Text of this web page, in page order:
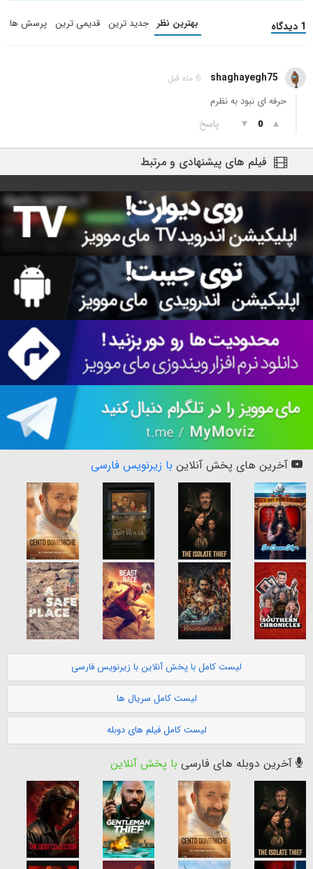
1 دیدگاه بهترین نظر جدید ترین قدیمی ترین پرسش ها
shaghayegh75 6 ماه قبل
حرفه ای نبود به نظرم
▲
0
▼ پاسخ
فیلم های پیشنهادی و مرتبط
آخرین های پخش آنلاین با زیرنویس فارسی
لیست کامل با پخش آنلاین با زیرنویس فارسی
لیست کامل سریال ها
لیست کامل فیلم های دوبله
آخرین دوبله های فارسی با پخش آنلاین